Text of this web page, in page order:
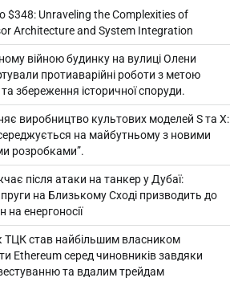
$348: Unraveling the Complexities of
Architecture and System Integration
війною будинку на вулиці Олени
протиаварійні роботи з метою
збереження історичної споруди.
виробництво культових моделей S та X:
на майбутньому з новими
розробками”.
після атаки на танкер у Дубаї:
на Близькому Сході призводить до
на енергоносії
ТЦК став найбільшим власником
Ethereum серед чиновників завдяки
та вдалим трейдам